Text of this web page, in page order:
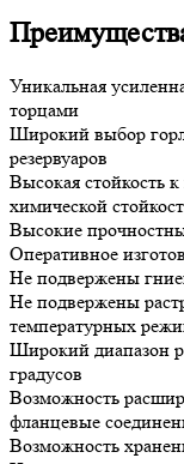
Уникальная
торцами
Широкий выбор
резервуаров
Высокая стойкость
химической
Высокие
Оперативное
Не подвержены
Не подвержены
температурных
Широкий диапазон
градусов
Возможность
фланцевые
Возможность